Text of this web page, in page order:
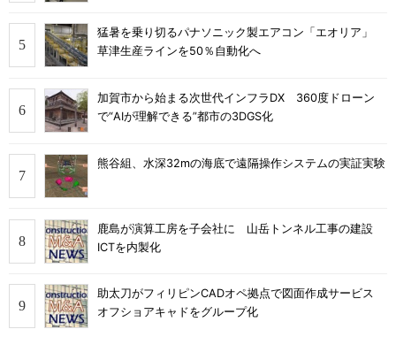
猛暑を乗り切るパナソニック製エアコン「エオリア」
草津生産ラインを50％自動化へ
加賀市から始まる次世代インフラDX 360度ドローン
で“AIが理解できる”都市の3DGS化
熊谷組、水深32mの海底で遠隔操作システムの実証実験
鹿島が演算工房を子会社に 山岳トンネル工事の建設
ICTを内製化
助太刀がフィリピンCADオペ拠点で図面作成サービス
オフショアキャドをグループ化